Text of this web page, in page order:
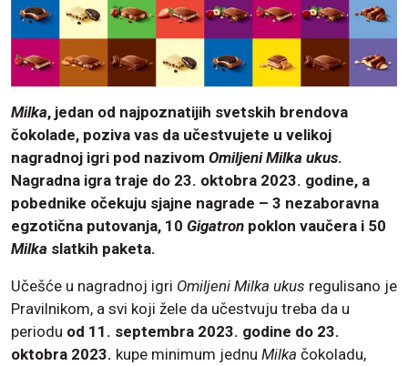
Milka, jedan od najpoznatijih svetskih brendova
čokolade, poziva vas da učestvujete u velikoj
nagradnoj igri pod nazivom Omiljeni Milka ukus.
Nagradna igra traje do 23. oktobra 2023. godine, a
pobednike očekuju sjajne nagrade – 3 nezaboravna
egzotična putovanja, 10 Gigatron poklon vaučera i 50
Milka slatkih paketa.
Učešće u nagradnoj igri Omiljeni Milka ukus regulisano je
Pravilnikom, a svi koji žele da učestvuju treba da u
periodu od 11. septembra 2023. godine do 23.
oktobra 2023. kupe minimum jednu Milka čokoladu,